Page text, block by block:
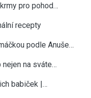
pro pohod…
recepty
podle Anuše…
nejen na sváte…
babiček |…